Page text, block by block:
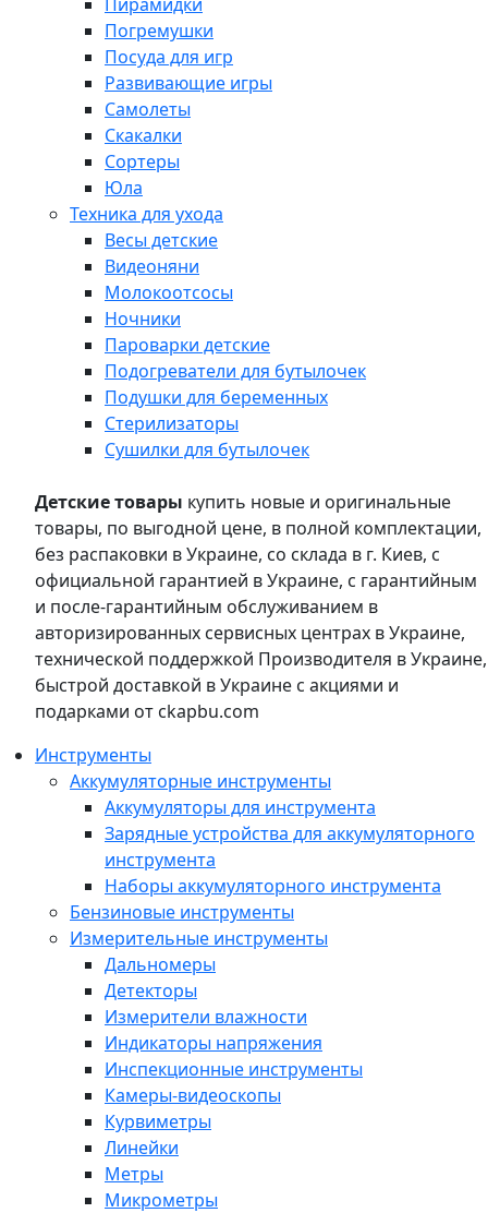
Погремушки
Посуда для игр
Развивающие игры
Самолеты
Скакалки
Сортеры
Юла
Техника для ухода
Весы детские
Видеоняни
Молокоотсосы
Ночники
Пароварки детские
Подогреватели для бутылочек
Подушки для беременных
Стерилизаторы
Сушилки для бутылочек
Детские товары купить новые и оригинальные
товары, по выгодной цене, в полной комплектации,
без распаковки в Украине, со склада в г. Киев, с
официальной гарантией в Украине, с гарантийным
и после-гарантийным обслуживанием в
авторизированных сервисных центрах в Украине,
технической поддержкой Производителя в Украине,
быстрой доставкой в Украине с акциями и
подарками от ckapbu.com
Инструменты
Аккумуляторные инструменты
Аккумуляторы для инструмента
Зарядные устройства для аккумуляторного
инструмента
Наборы аккумуляторного инструмента
Бензиновые инструменты
Измерительные инструменты
Дальномеры
Детекторы
Измерители влажности
Индикаторы напряжения
Инспекционные инструменты
Камеры-видеоскопы
Курвиметры
Линейки
Метры
Микрометры